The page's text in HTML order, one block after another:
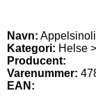
Navn:
Kategori: Helse
Producent:
Varenummer:
EAN: